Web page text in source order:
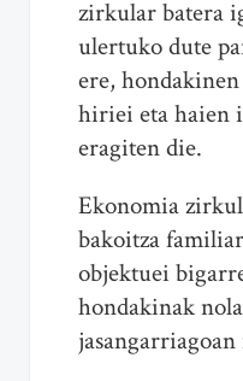
zirkular batera
ulertuko dute
ere,
hiriei eta haien
eragiten die.
Ekonomia
bakoitza
objektuei
hondakinak